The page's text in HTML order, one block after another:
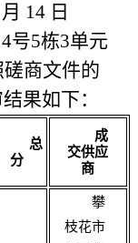
14 日
号5栋3单元
商文件的
果如下：
总
分
成
交供应
商
攀
枝花市